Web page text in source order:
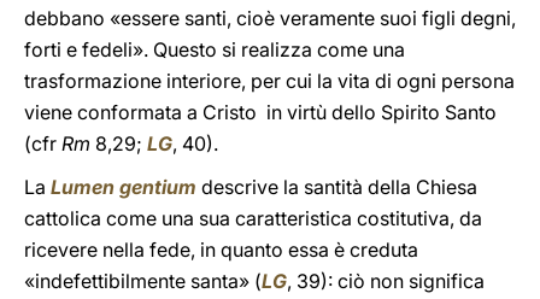
debbano «essere santi, cioè veramente suoi figli degni,
forti e fedeli». Questo si realizza come una
trasformazione interiore, per cui la vita di ogni persona
viene conformata a Cristo in virtù dello Spirito Santo
(cfr Rm 8,29; LG, 40).
La Lumen gentium descrive la santità della Chiesa
cattolica come una sua caratteristica costitutiva, da
ricevere nella fede, in quanto essa è creduta
«indefettibilmente santa» (LG, 39): ciò non significa